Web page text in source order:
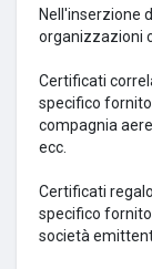
Nell'inserzione
organizzazioni
Certificati
specifico
compagnia
ecc.
Certificati
specifico
società